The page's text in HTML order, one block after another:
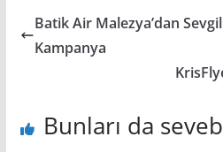
Batik Air Malezya’dan
Kampanya
Bunları da